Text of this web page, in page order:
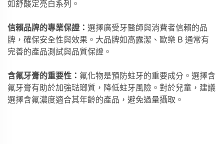
如舒酸定亮白系列。
信賴品牌的專業保證： 選擇廣受牙醫師與消費者信賴的品
牌，確保安全性與效果。大品牌如高露潔、歐樂 B 通常有
完善的產品測試與品質保證。
含氟牙膏的重要性： 氟化物是預防蛀牙的重要成分。選擇含
氟牙膏有助於加強琺瑯質，降低蛀牙風險。對於兒童，建議
選擇含氟濃度適合其年齡的產品，避免過量攝取。